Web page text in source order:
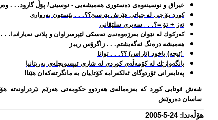
عیراق و نوسینه‌وه‌ی ده‌ستوری هه‌میشه‌یی - نوسینی/ پوَڵ گارود. . .
كورد بۆ چی له‌ جیاتی هێرش بترسێ؟؟. . . بێستون به‌رواری
ئه‌ز + تۆ =؟. . . سه‌بری سلێڤانی
كه‌ركوك له‌ نێوان به‌رژه‌وه‌ندی ته‌سكی لێپرسراوان و پلانی نه‌یاراندا. .
هه‌میشه‌ دره‌نگ ئه‌گه‌یشتم. . . زاگرۆس ریباز
(ئیجه‌) یاخود (ئاراس) ؟؟. . . توانا
بانگه‌وازێك له‌ كۆمه‌ڵه‌ی كوردی له‌ شاری ئیپسویچله‌ی به‌ریتانیا
په‌نابه‌رانی ئۆردوگای ئه‌لكه‌رامه‌ كۆتاییان به‌ مانگرتنه‌كه‌ان هێنا!
شه‌ش قوتابی كورد كه‌ به‌زه‌ماله‌ی هه‌ردوو حكومه‌تی هه‌رێم نێردراونه‌ته‌
ساسان ده‌روێش
هۆڵه‌ندا: 24-5-2005